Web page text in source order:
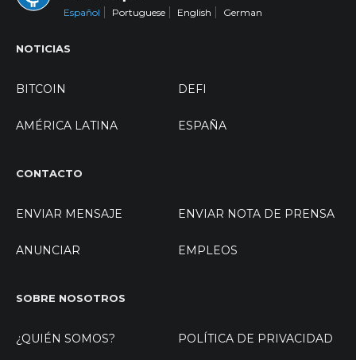
Español Portuguese English German
NOTICIAS
BITCOIN DEFI
AMÉRICA LATINA ESPAÑA
CONTACTO
ENVIAR MENSAJE ENVIAR NOTA DE PRENSA
ANUNCIAR EMPLEOS
SOBRE NOSOTROS
¿QUIÉN SOMOS? POLÍTICA DE PRIVACIDAD